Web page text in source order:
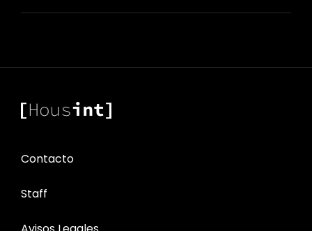
TU
EL
DE
INTERIOR
Contacto
Staff